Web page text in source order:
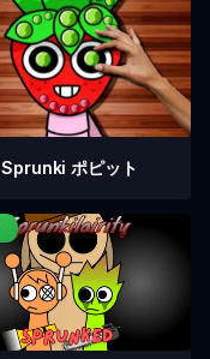
Sprunki ポピット